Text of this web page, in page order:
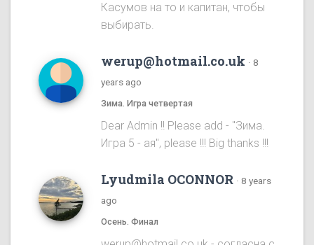
Касумов на то и капитан, чтобы
выбирать.
werup@hotmail.co.uk · 8
years ago
Зима. Игра четвертая
Dear Admin !! Please add - "Зима.
Игра 5 - ая", please !!! Big thanks !!!
Lyudmila OCONNOR · 8 years
ago
Осень. Финал